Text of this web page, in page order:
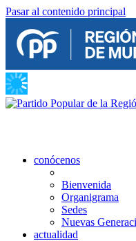
Pasar al contenido principal
conócenos
Bienvenida
Organigrama
Sedes
Nuevas
actualidad